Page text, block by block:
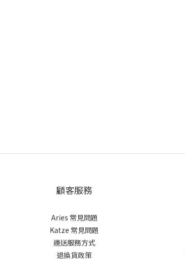
顧客服務
Aries 常見問題
Katze 常見問題
運送服務方式
退換貨政策